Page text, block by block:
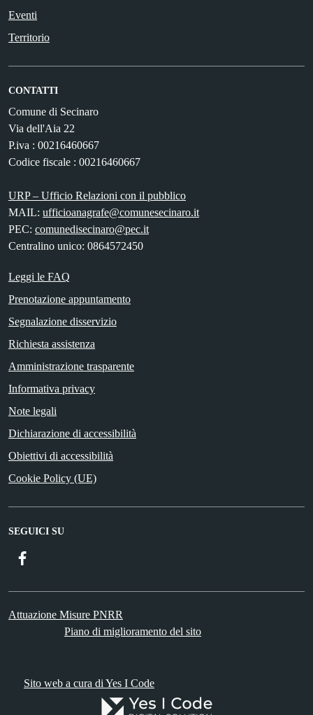
Eventi
Territorio
CONTATTI
Comune di Secinaro
Via dell'Aia 22
P.iva : 00216460667
Codice fiscale : 00216460667
URP – Ufficio Relazioni con il pubblico
MAIL: ufficioanagrafe@comunesecinaro.it
PEC: comunedisecinaro@pec.it
Centralino unico: 0864572450
Leggi le FAQ
Prenotazione appuntamento
Segnalazione disservizio
Richiesta assistenza
Amministrazione trasparente
Informativa privacy
Note legali
Dichiarazione di accessibilità
Obiettivi di accessibilità
Cookie Policy (UE)
SEGUICI SU
Attuazione Misure PNRR
Piano di miglioramento del sito
Sito web a cura di Yes I Code